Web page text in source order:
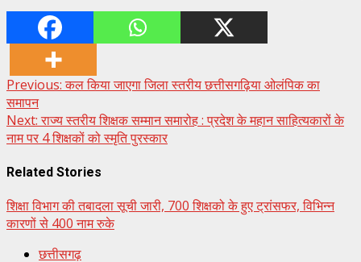
Continue
Reading
Previous:कल किया जाएगा जिला स्तरीय छत्तीसगढ़िया ओलंपिक का
समापन
Next:राज्य स्तरीय शिक्षक सम्मान समारोह : प्रदेश के महान साहित्यकारों के
नाम पर 4 शिक्षकों को स्मृति पुरस्कार
Related Stories
शिक्षा विभाग की तबादला सूची जारी, 700 शिक्षको के हुए ट्रांसफर, विभिन्न
कारणों से 400 नाम रुके
छत्तीसगढ़